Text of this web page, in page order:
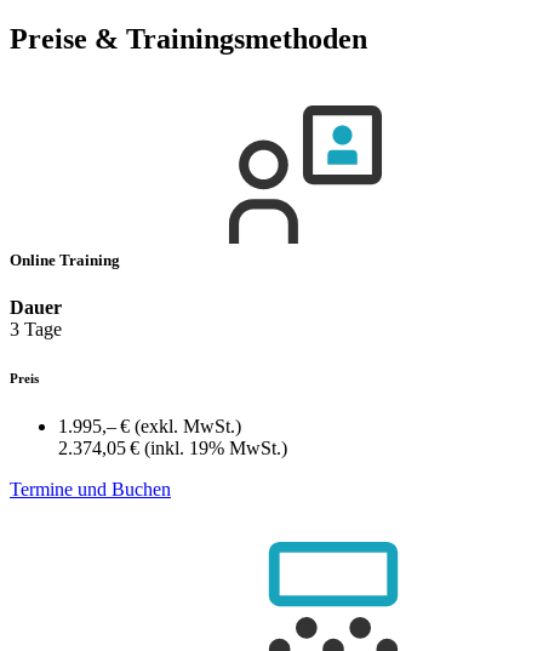
Preise & Trainingsmethoden
Online Training
Dauer
3 Tage
Preis
1.995,– € (exkl. MwSt.)
2.374,05 € (inkl. 19% MwSt.)
Termine und Buchen